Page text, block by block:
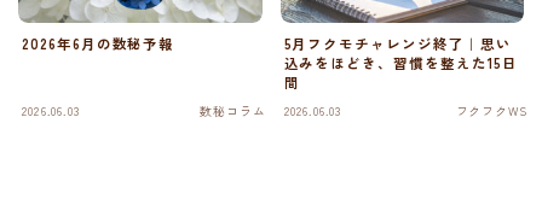
2026年6月の数秘予報
2026.06.03 数秘コラム
5月フクモチャレンジ終了｜思い
込みをほどき、習慣を整えた15日
間
2026.06.03 フクフクWS